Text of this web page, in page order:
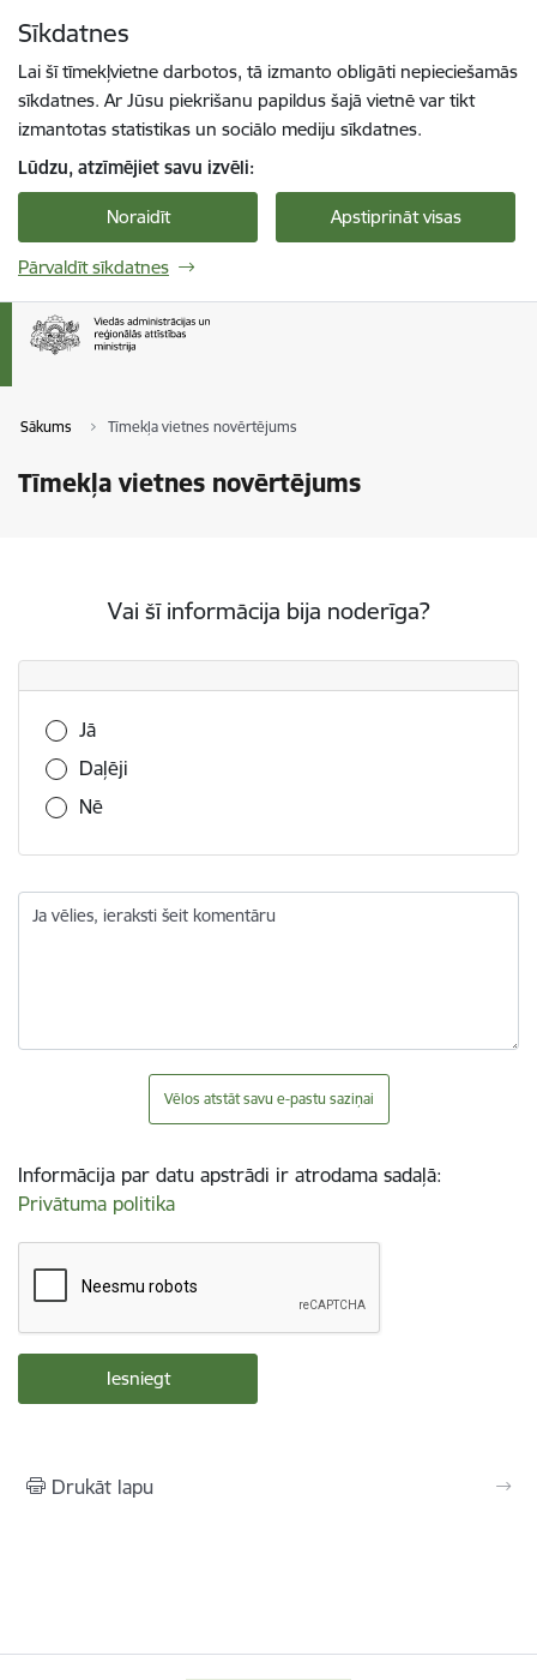
Sīkdatnes
Lai šī tīmekļvietne darbotos, tā izmanto obligāti nepieciešamās
sīkdatnes. Ar Jūsu piekrišanu papildus šajā vietnē var tikt
izmantotas statistikas un sociālo mediju sīkdatnes.
Lūdzu, atzīmējiet savu izvēli:
Noraidīt Apstiprināt visas
Pārvaldīt sīkdatnes
Sākums Tīmekļa vietnes novērtējums
Tīmekļa vietnes novērtējums
Vai šī informācija bija noderīga?
Vai šī informācija bija noderīga?
Jā
Daļēji
Nē
Ja vēlies, ieraksti šeit komentāru
Vēlos atstāt savu e-pastu saziņai
Informācija par datu apstrādi ir atrodama sadaļā:
Privātuma politika
Drukāt lapu